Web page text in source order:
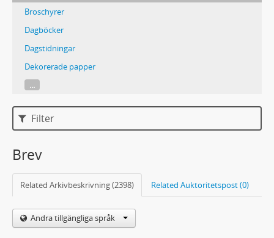
Broschyrer
Dagböcker
Dagstidningar
Dekorerade papper
...
Filter
Brev
Related Arkivbeskrivning (2398) Related Auktoritetspost (0)
Andra tillgängliga språk